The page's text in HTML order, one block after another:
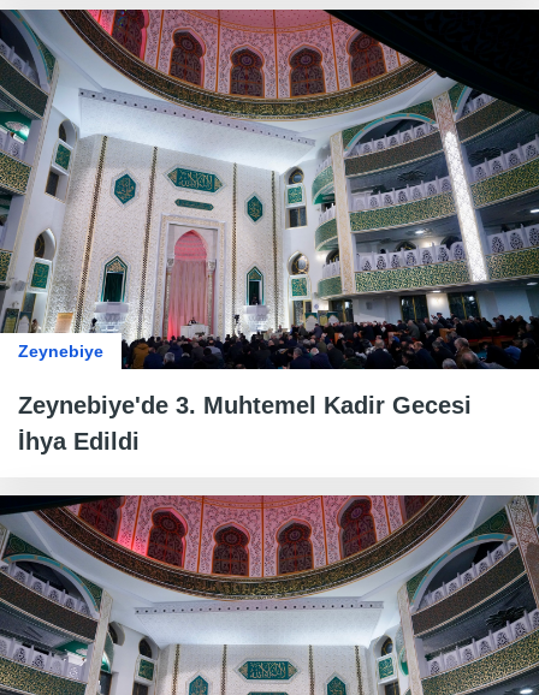
Zeynebiye
Zeynebiye'de 3. Muhtemel Kadir Gecesi
İhya Edildi